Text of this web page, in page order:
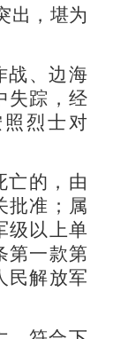
出，堪为
战、边海
失踪，经
烈士对
亡的，由
批准；属
级以上单
第一款第
民解放军